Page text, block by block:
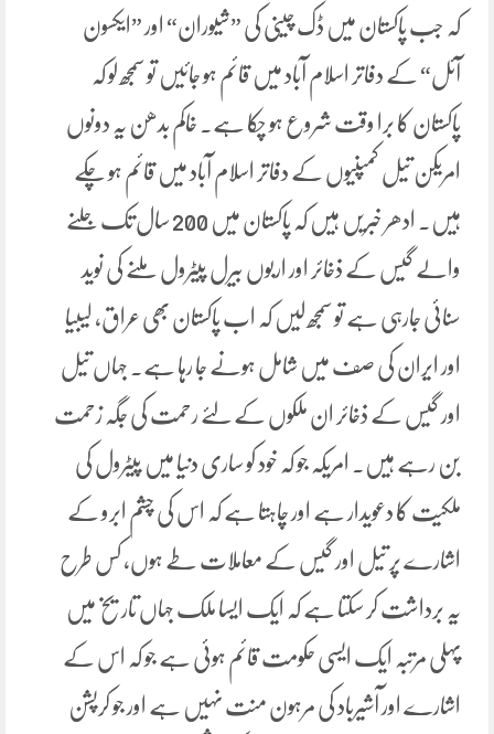
کہ جب پاکستان میں ڈک چینی کی ”شیوران“ اور ”ایکسون
آئل“ کے دفاتر اسلام آباد میں قائم ہو جائیں تو سمجھ لو کہ
پاکستان کا برا وقت شروع ہو چکا ہے۔ خاکم بدھن یہ دونوں
امریکن تیل کمپنیوں کے دفاتر اسلام آباد میں قائم ہو چکے
ہیں۔ ادھر خبریں ہیں کہ پاکستان میں 200 سال تک جلنے
والے گیس کے ذخائر اور اربوں بیرل پیٹرول ملنے کی نوید
سنائی جارہی ہے تو سمجھ لیں کہ اب پاکستان بھی عراق، لیبیا
اور ایران کی صف میں شامل ہونے جا رہا ہے۔ جہاں تیل
اور گیس کے ذخائر ان ملکوں کے لئے رحمت کی جگہ زحمت
بن رہے ہیں۔ امریکہ جو کہ خود کو ساری دنیا میں پیٹرول کی
ملکیت کا دعویدار ہے اور چاہتا ہے کہ اس کی چشم ابرو کے
اشارے پر تیل اور گیس کے معاملات طے ہوں، کس طرح
یہ برداشت کر سکتا ہے کہ ایک ایسا ملک جہاں تاریخ میں
پہلی مرتبہ ایک ایسی حکومت قائم ہوئی ہے جو کہ اس کے
اشارے اور آشیرباد کی مرہون منت نہیں ہے اور جو کرپشن